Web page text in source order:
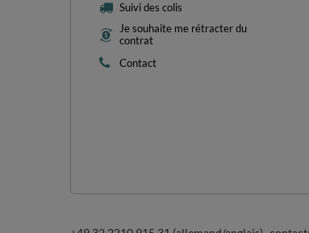
Suivi des colis
Je souhaite me rétracter du
contrat
Contact